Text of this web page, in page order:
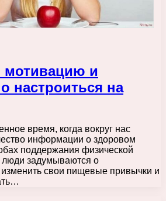
мотивацию и
настроиться на
время, когда вокруг нас
информации о здоровом
поддержания физической
задумываются о
свои пищевые привычки и